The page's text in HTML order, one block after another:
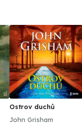
Ostrov duchů
John Grisham